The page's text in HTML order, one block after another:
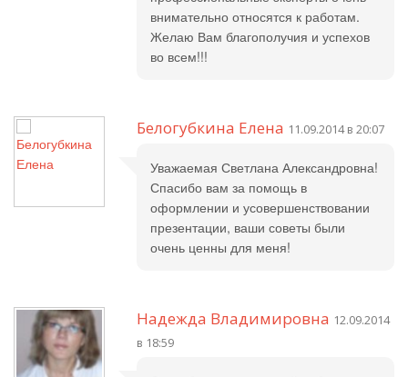
внимательно относятся к работам.
Желаю Вам благополучия и успехов
во всем!!!
Белогубкина Елена 11.09.2014 в 20:07
Уважаемая Светлана Александровна!
Спасибо вам за помощь в
оформлении и усовершенствовании
презентации, ваши советы были
очень ценны для меня!
Надежда Владимировна 12.09.2014
в 18:59